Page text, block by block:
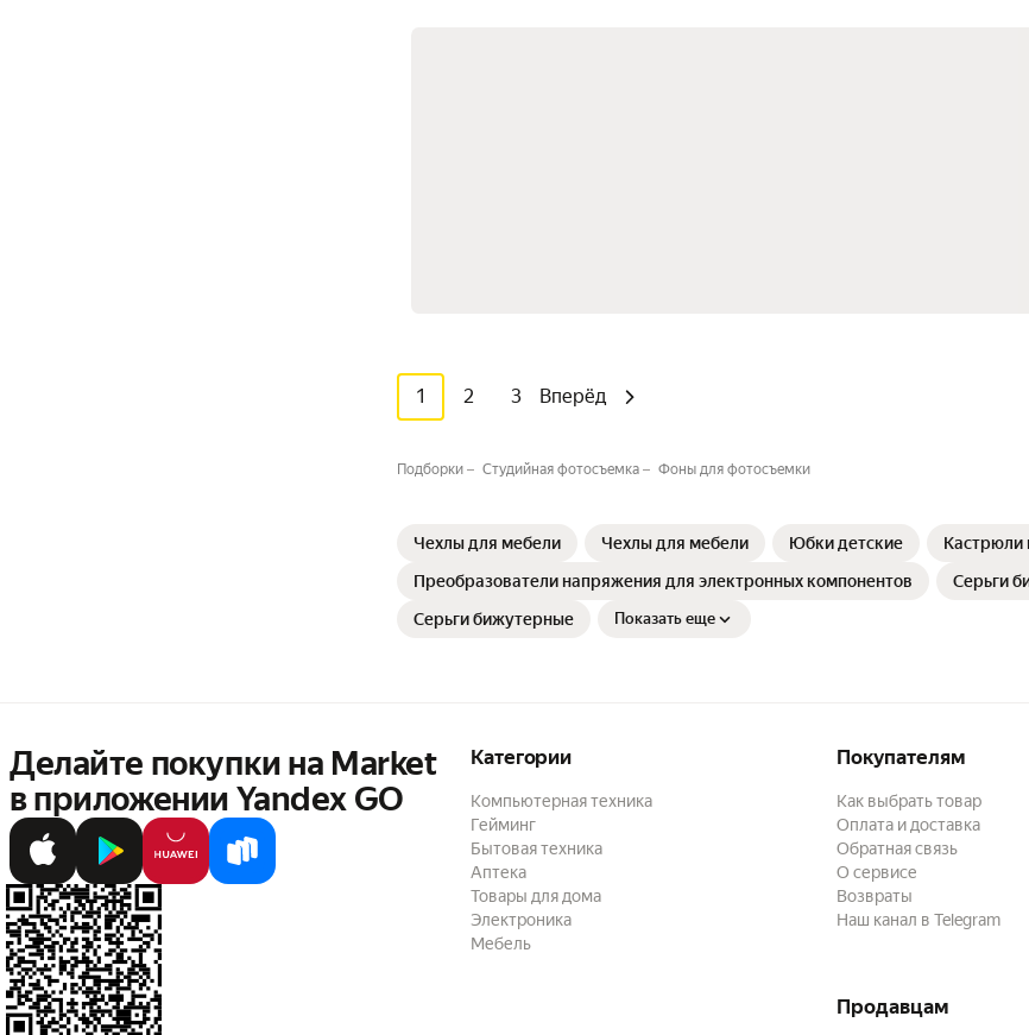
1 2 3 Вперёд
Подборки Студийная фотосъемка Фоны для фотосъемки
Чехлы для мебели Чехлы для мебели Юбки детские Кастрюли
Преобразователи напряжения для электронных компонентов
Серьги
Серьги бижутерные
Показать еще
Делайте покупки на Market
в приложении Yandex GO
Категории
Компьютерная техника
Гейминг
Бытовая техника
Аптека
Товары для дома
Электроника
Мебель
Покупателям
Как выбрать товар
Оплата и доставка
Обратная связь
О сервисе
Возвраты
Наш канал в Telegram
Продавцам